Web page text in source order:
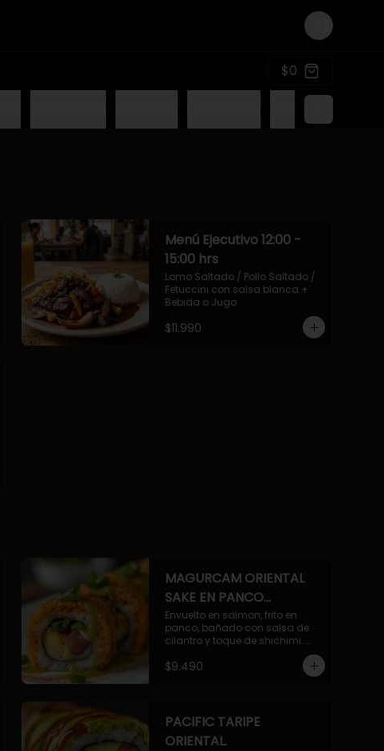
Login
$0
Menú Ejecutivo 12:00 -
15:00 hrs
Lomo Saltado / Pollo Saltado /
Fetuccini con salsa blanca +
Bebida o Jugo
$11.990
MAGURCAM ORIENTAL
SAKE EN PANCO
ACILANTRADO.
Envuelto en salmon, frito en
panco, bañado con salsa de
cilantro y toque de shichimi.
Atun, camaron, queso, cebollin.
$9.490
PACIFIC TARIPE
ORIENTAL.